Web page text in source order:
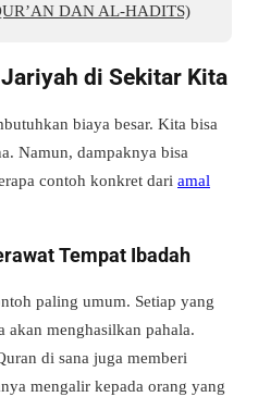
DAN AL-HADITS)
di Sekitar Kita
biaya besar. Kita bisa
Namun, dampaknya bisa
contoh konkret dari amal
Tempat Ibadah
paling umum. Setiap yang
menghasilkan pahala.
di sana juga memberi
mengalir kepada orang yang